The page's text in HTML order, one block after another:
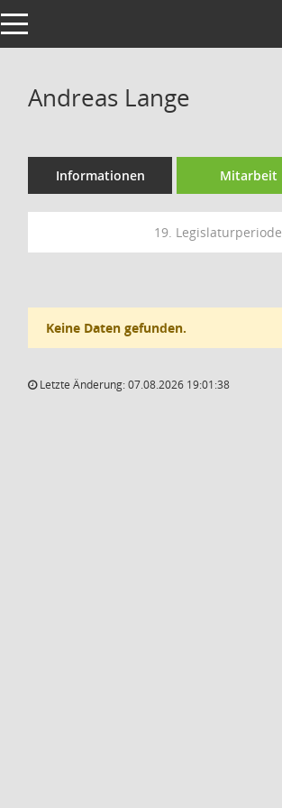
Toggle navigation
Andreas Lange
Informationen Mitarbeit
19. Legislaturperiode
Keine Daten gefunden.
Letzte Änderung: 07.08.2026 19:01:38